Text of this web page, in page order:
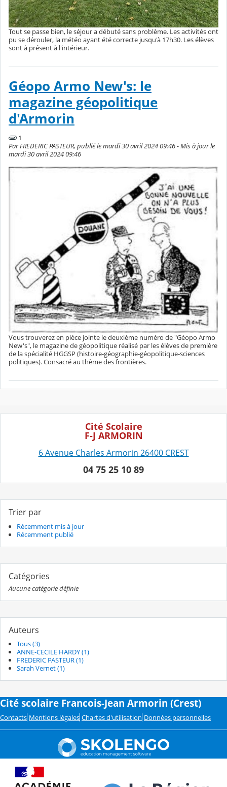
Tout se passe bien, le séjour a débuté sans problème. Les activités ont
pu se dérouler, la météo ayant été correcte jusqu'à 17h30. Les élèves
sont à présent à l'intérieur.
Géopo Armo New's: le
magazine géopolitique
d'Armorin
1
Par FREDERIC PASTEUR, publié le mardi 30 avril 2024 09:46 - Mis à jour le
mardi 30 avril 2024 09:46
Vous trouverez en pièce jointe le deuxième numéro de "Géopo Armo
New's", le magazine de géopolitique réalisé par les élèves de première
de la spécialité HGGSP (histoire-géographie-géopolitique-sciences
politiques). Consacré au thème des frontières.
Cité Scolaire
F-J ARMORIN
6 Avenue Charles Armorin 26400 CREST
04 75 25 10 89
Trier par
Récemment mis à jour
Récemment publié
Catégories
Aucune catégorie définie
Auteurs
Tous (3)
ANNE-CECILE HARDY (1)
FREDERIC PASTEUR (1)
Sarah Vernet (1)
Cité scolaire Francois-Jean Armorin (Crest)
Contacts Mentions légales Chartes d'utilisation Données personnelles